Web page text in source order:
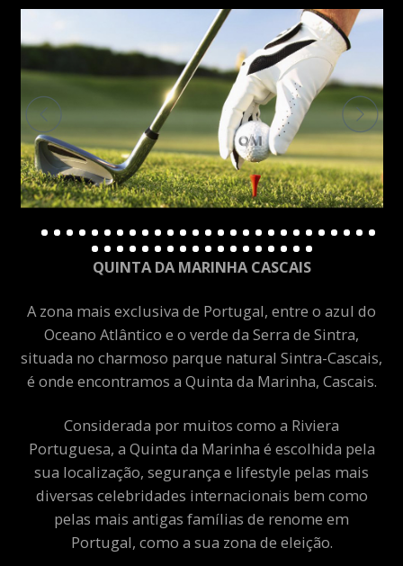
QUINTA DA MARINHA CASCAIS
A zona mais exclusiva de Portugal, entre o azul do
Oceano Atlântico e o verde da Serra de Sintra,
situada no charmoso parque natural Sintra-Cascais,
é onde encontramos a Quinta da Marinha, Cascais.
Considerada por muitos como a Riviera
Portuguesa, a Quinta da Marinha é escolhida pela
sua localização, segurança e lifestyle pelas mais
diversas celebridades internacionais bem como
pelas mais antigas famílias de renome em
Portugal, como a sua zona de eleição.